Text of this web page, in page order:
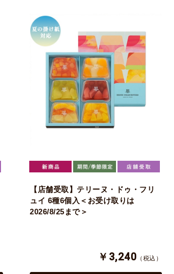
【店舗受取】テリーヌ・ドゥ・フリ
ュイ 6種6個入＜お受け取りは
2026/8/25まで＞
￥3,240 （税込）